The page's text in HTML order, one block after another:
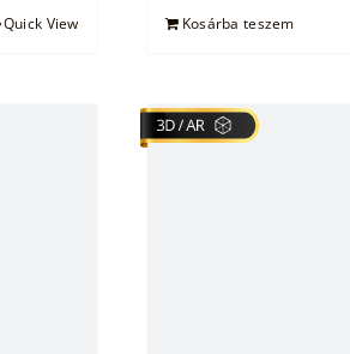
Quick View Kosárba teszem